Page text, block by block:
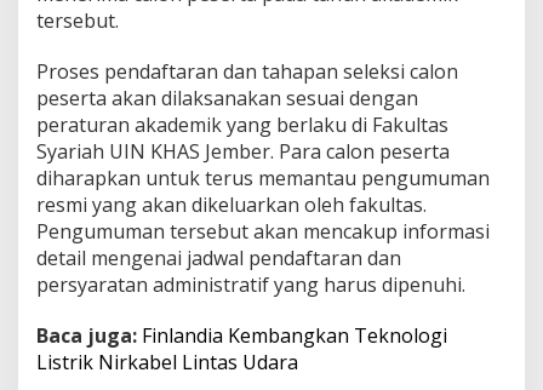
tersebut.
Proses pendaftaran dan tahapan seleksi calon
peserta akan dilaksanakan sesuai dengan
peraturan akademik yang berlaku di Fakultas
Syariah UIN KHAS Jember. Para calon peserta
diharapkan untuk terus memantau pengumuman
resmi yang akan dikeluarkan oleh fakultas.
Pengumuman tersebut akan mencakup informasi
detail mengenai jadwal pendaftaran dan
persyaratan administratif yang harus dipenuhi.
Baca juga: Finlandia Kembangkan Teknologi
Listrik Nirkabel Lintas Udara